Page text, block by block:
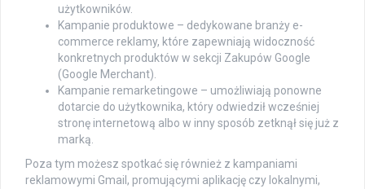
użytkowników.
Kampanie produktowe – dedykowane branży e-
commerce reklamy, które zapewniają widoczność
konkretnych produktów w sekcji Zakupów Google
(Google Merchant).
Kampanie remarketingowe – umożliwiają ponowne
dotarcie do użytkownika, który odwiedził wcześniej
stronę internetową albo w inny sposób zetknął się już z
marką.
Poza tym możesz spotkać się również z kampaniami
reklamowymi Gmail, promującymi aplikację czy lokalnymi,